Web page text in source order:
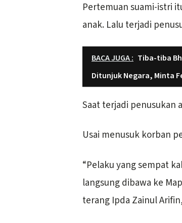
Pertemuan suami-istri
anak. Lalu terjadi
BACA JUGA : Tiba-tiba
Ditunjuk Negara, Minta
Saat terjadi penusukan
Usai menusuk korban
“Pelaku yang sempat
langsung dibawa ke
terang Ipda Zainul